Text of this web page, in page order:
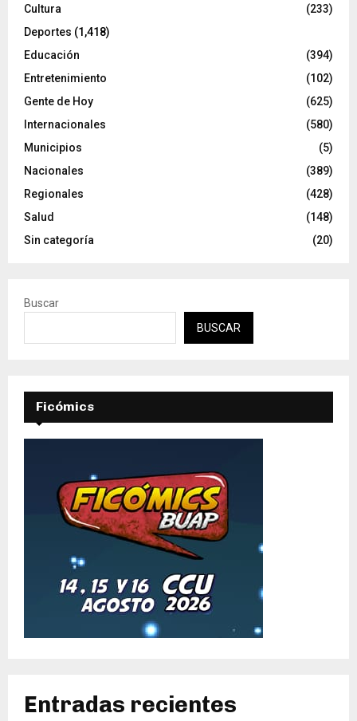
Cultura
(233)
Deportes (1,418)
Educación
(394)
Entretenimiento
(102)
Gente de Hoy
(625)
Internacionales
(580)
Municipios
(5)
Nacionales
(389)
Regionales
(428)
Salud
(148)
Sin categoría
(20)
Buscar
BUSCAR
Ficómics
Entradas recientes